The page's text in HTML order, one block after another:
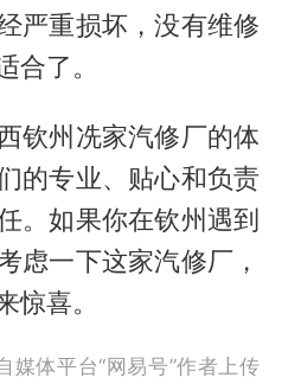
严重损坏，没有维修
合了。
钦州冼家汽修厂的体
的专业、贴心和负责
。如果你在钦州遇到
虑一下这家汽修厂，
惊喜。
媒体平台“网易号”作者上传